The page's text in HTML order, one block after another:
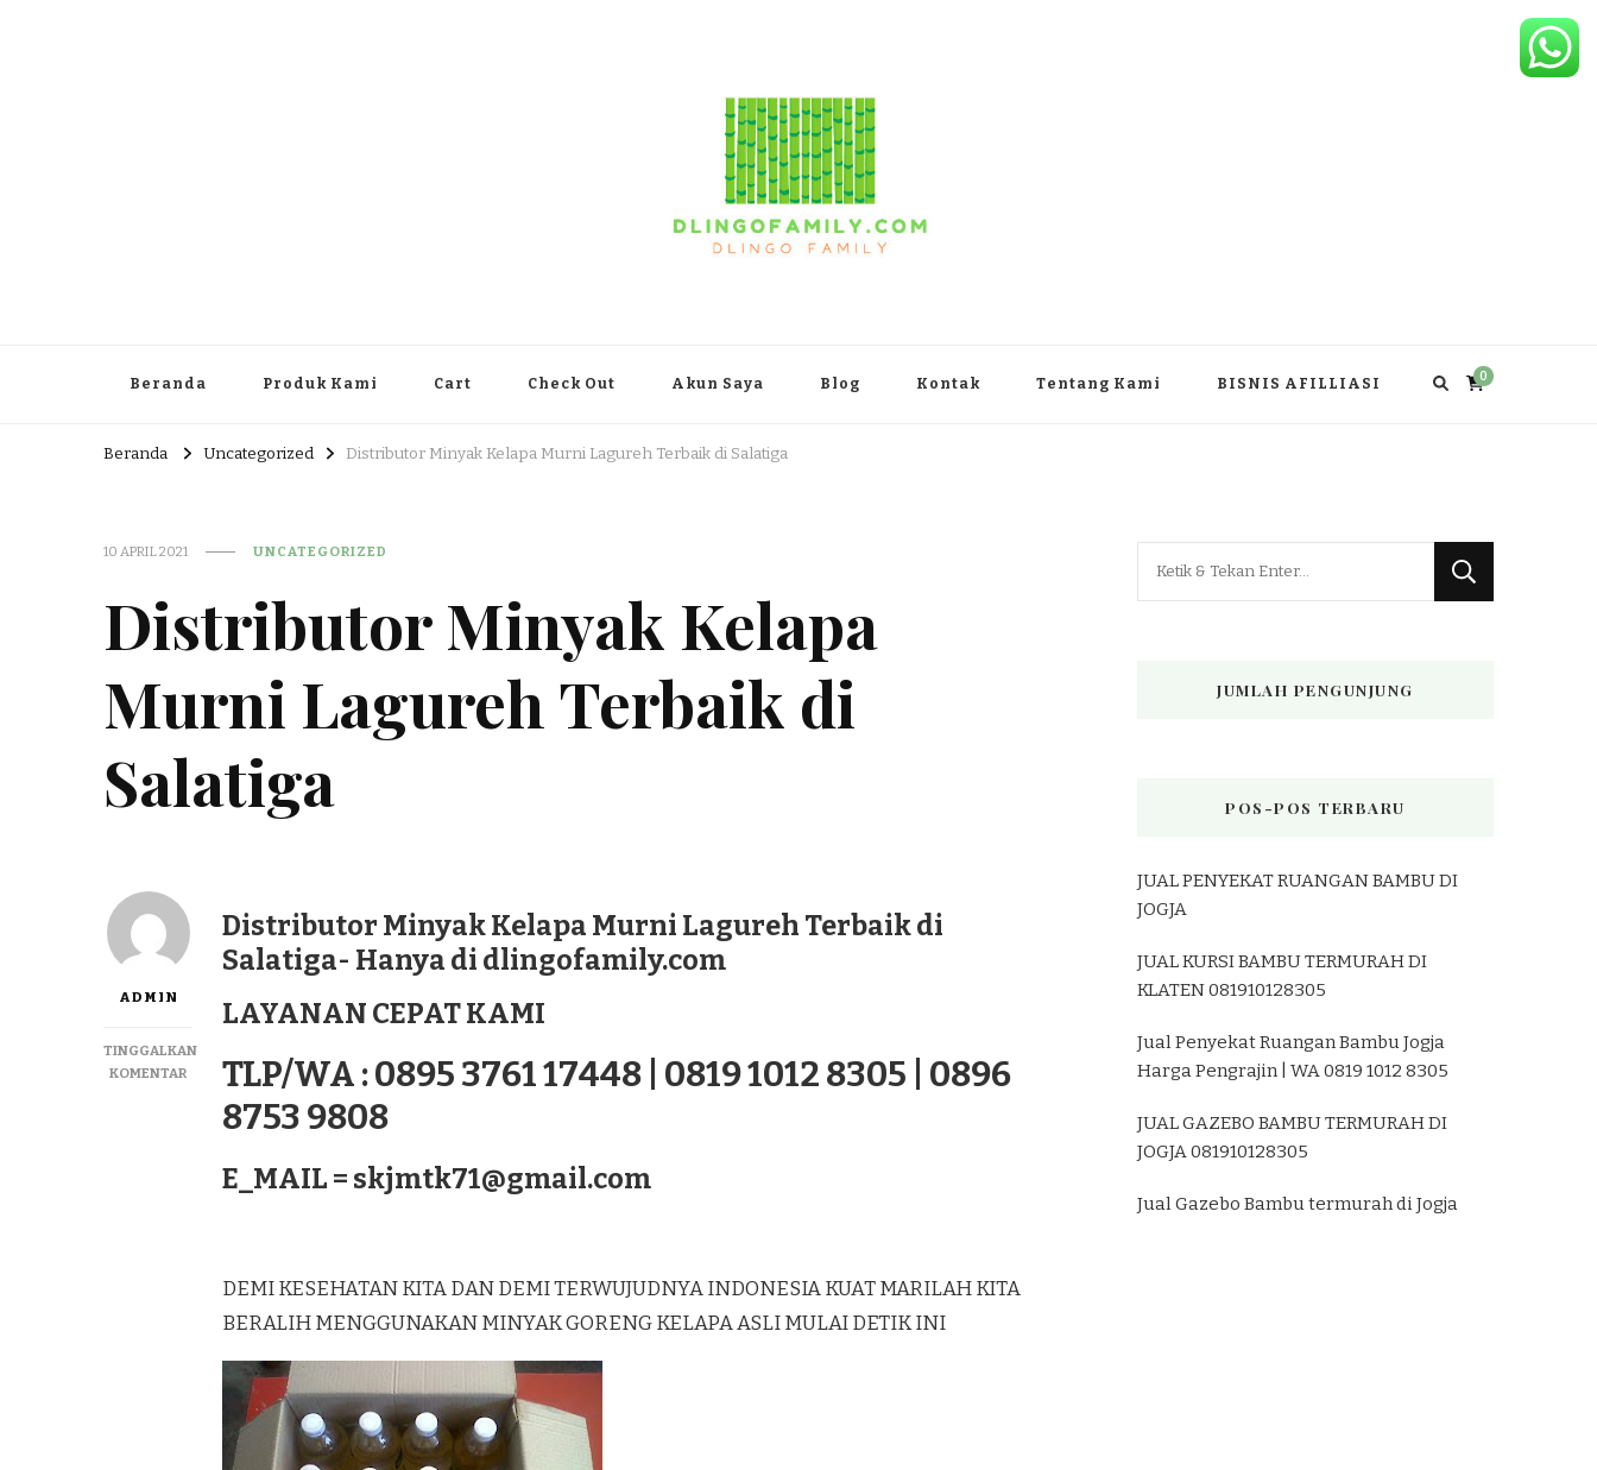
Beranda Produk Kami Cart Check Out Akun Saya Blog Kontak Tentang Kami BISNIS AFILLIASI 0
Beranda Uncategorized Distributor Minyak Kelapa Murni Lagureh Terbaik di Salatiga
10 APRIL 2021 UNCATEGORIZED
Distributor Minyak Kelapa
Murni Lagureh Terbaik di
Salatiga
ADMIN
TINGGALKAN
KOMENTARPADA
MINYAK
LAGUREH
Distributor Minyak Kelapa Murni Lagureh Terbaik di
Salatiga- Hanya di dlingofamily.com
LAYANAN CEPAT KAMI
TLP/WA : 0895 3761 17448 | 0819 1012 8305 | 0896
8753 9808
E_MAIL = skjmtk71@gmail.com
DEMI KESEHATAN KITA DAN DEMI TERWUJUDNYA INDONESIA KUAT MARILAH KITA
BERALIH MENGGUNAKAN MINYAK GORENG KELAPA ASLI MULAI DETIK INI
JUMLAH PENGUNJUNG
POS-POS TERBARU
JUAL PENYEKAT RUANGAN BAMBU DI
JOGJA
JUAL KURSI BAMBU TERMURAH DI
KLATEN 081910128305
Jual Penyekat Ruangan Bambu Jogja
Harga Pengrajin | WA 0819 1012 8305
JUAL GAZEBO BAMBU TERMURAH DI
JOGJA 081910128305
Jual Gazebo Bambu termurah di Jogja